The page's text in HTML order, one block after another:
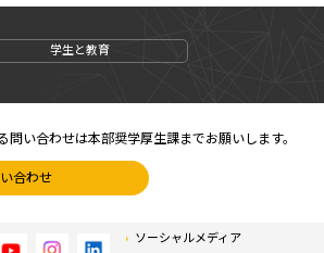
学生と教育
問い合わせは本部奨学厚生課までお願いします。
合わせ
ソーシャルメディア